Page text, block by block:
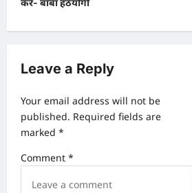
i
a
t
o
करें- बाबा हठयोगी
Leave a Reply
Your email address will not be
published. Required fields are
marked *
Comment *